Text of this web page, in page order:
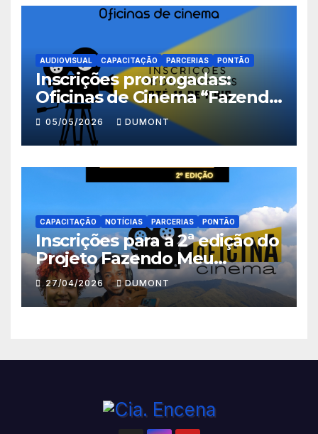
AUDIOVISUAL CAPACITAÇÃO PARCERIAS PONTÃO
Inscrições prorrogadas:
Oficinas de Cinema “Fazendo
Meu Primeiro Filme” em
Nova Iguaçu seguem abertas
até 11 de maio
05/05/2026 DUMONT
CAPACITAÇÃO NOTÍCIAS PARCERIAS PONTÃO
Inscrições para a 2ª edição do
Projeto Fazendo Meu
Primeiro Filme em Nova
Iguaçu
27/04/2026 DUMONT